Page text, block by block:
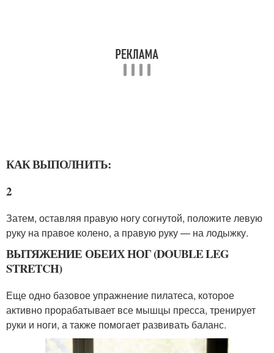
КАК ВЫПОЛНИТЬ:
2
Затем, оставляя правую ногу согнутой, положите левую
руку на правое колено, а правую руку — на лодыжку.
ВЫТЯЖЕНИЕ ОБЕИХ НОГ (DOUBLE LEG
STRETCH)
Еще одно базовое упражнение пилатеса, которое
активно прорабатывает все мышцы пресса, тренирует
руки и ноги, а также помогает развивать баланс.